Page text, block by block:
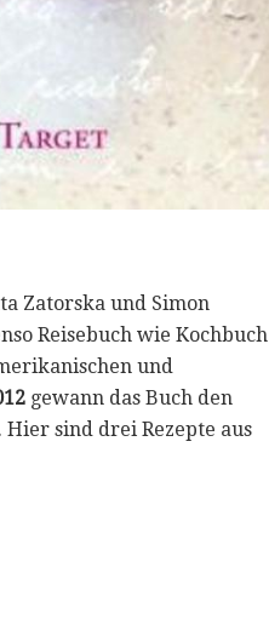
Zatorska und Simon
Reisebuch wie Kochbuch
und
gewann das Buch den
. Hier sind drei Rezepte aus